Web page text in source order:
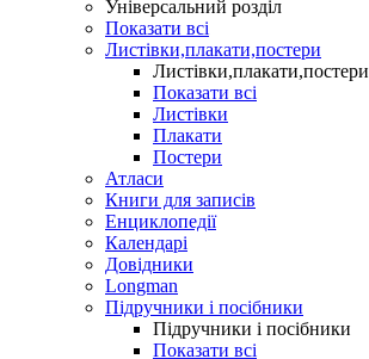
Універсальний розділ
Показати всі
Листівки,плакати,постери
Листівки,плакати,постери
Показати всі
Листівки
Плакати
Постери
Атласи
Книги для записів
Енциклопедії
Календарі
Довідники
Longman
Підручники і посібники
Підручники і посібники
Показати всі